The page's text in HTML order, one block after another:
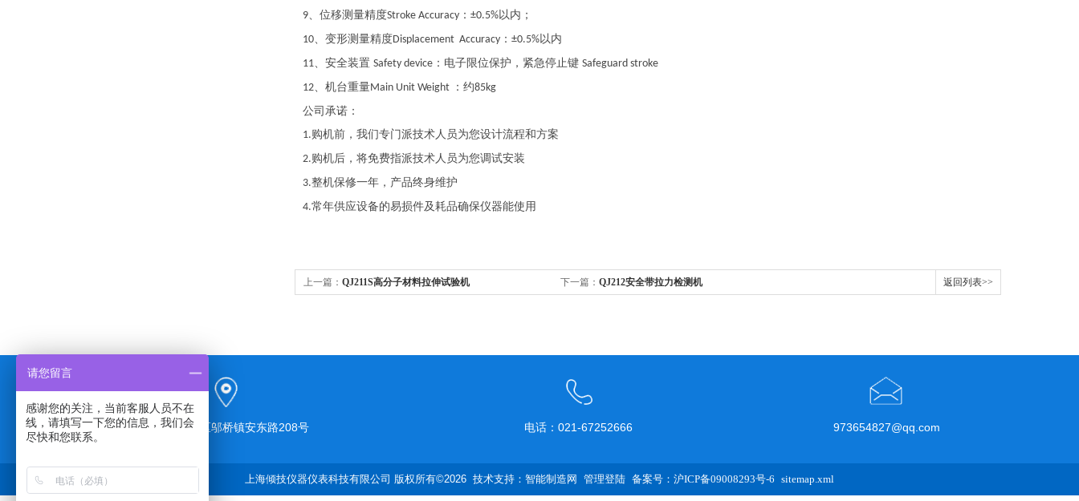
9、位移测量精度Stroke Accuracy ： ±0.5%以内；
10、变形测量精度Displacement Accuracy ： ±0.5%以内
11、安全装置 Safety device ：电子限位保护，紧急停止键 Safeguard stroke
12、机台重量Main Unit Weight ：约85kg
公司承诺：
1.购机前，我们专门派技术人员为您设计流程和方案
2.购机后，将免费指派技术人员为您调试安装
3.整机保修一年，产品终身维护
4.常年供应设备的易损件及耗品确保仪器能使用
上一篇： QJ211S高分子材料拉伸试验机 下一篇： QJ212安全带拉力检测机 返回列表>>
上海市奉贤区邬桥镇安东路208号 电话：021-67252666 973654827@qq.com
上海倾技仪器仪表科技有限公司 版权所有©2026 技术支持： 智能制造网 管理登陆 备案号：沪ICP备09008293号-6 sitemap.xml
请您留言
感谢您的关注，当前客服人员不在
线，请填写一下您的信息，我们会
尽快和您联系。